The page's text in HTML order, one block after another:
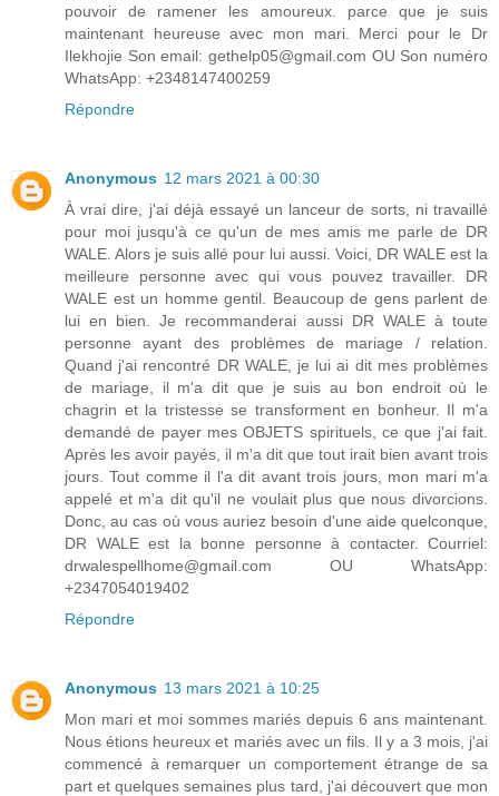
pouvoir de ramener les amoureux. parce que je suis
maintenant heureuse avec mon mari. Merci pour le Dr
Ilekhojie Son email: gethelp05@gmail.com OU Son numéro
WhatsApp: +2348147400259
Répondre
Anonymous 12 mars 2021 à 00:30
À vrai dire, j'ai déjà essayé un lanceur de sorts, ni travaillé
pour moi jusqu'à ce qu'un de mes amis me parle de DR
WALE. Alors je suis allé pour lui aussi. Voici, DR WALE est la
meilleure personne avec qui vous pouvez travailler. DR
WALE est un homme gentil. Beaucoup de gens parlent de
lui en bien. Je recommanderai aussi DR WALE à toute
personne ayant des problèmes de mariage / relation.
Quand j'ai rencontré DR WALE, je lui ai dit mes problèmes
de mariage, il m'a dit que je suis au bon endroit où le
chagrin et la tristesse se transforment en bonheur. Il m'a
demandé de payer mes OBJETS spirituels, ce que j'ai fait.
Après les avoir payés, il m'a dit que tout irait bien avant trois
jours. Tout comme il l'a dit avant trois jours, mon mari m'a
appelé et m'a dit qu'il ne voulait plus que nous divorcions.
Donc, au cas où vous auriez besoin d'une aide quelconque,
DR WALE est la bonne personne à contacter. Courriel:
drwalespellhome@gmail.com OU WhatsApp:
+2347054019402
Répondre
Anonymous 13 mars 2021 à 10:25
Mon mari et moi sommes mariés depuis 6 ans maintenant.
Nous étions heureux et mariés avec un fils. Il y a 3 mois, j'ai
commencé à remarquer un comportement étrange de sa
part et quelques semaines plus tard, j'ai découvert que mon